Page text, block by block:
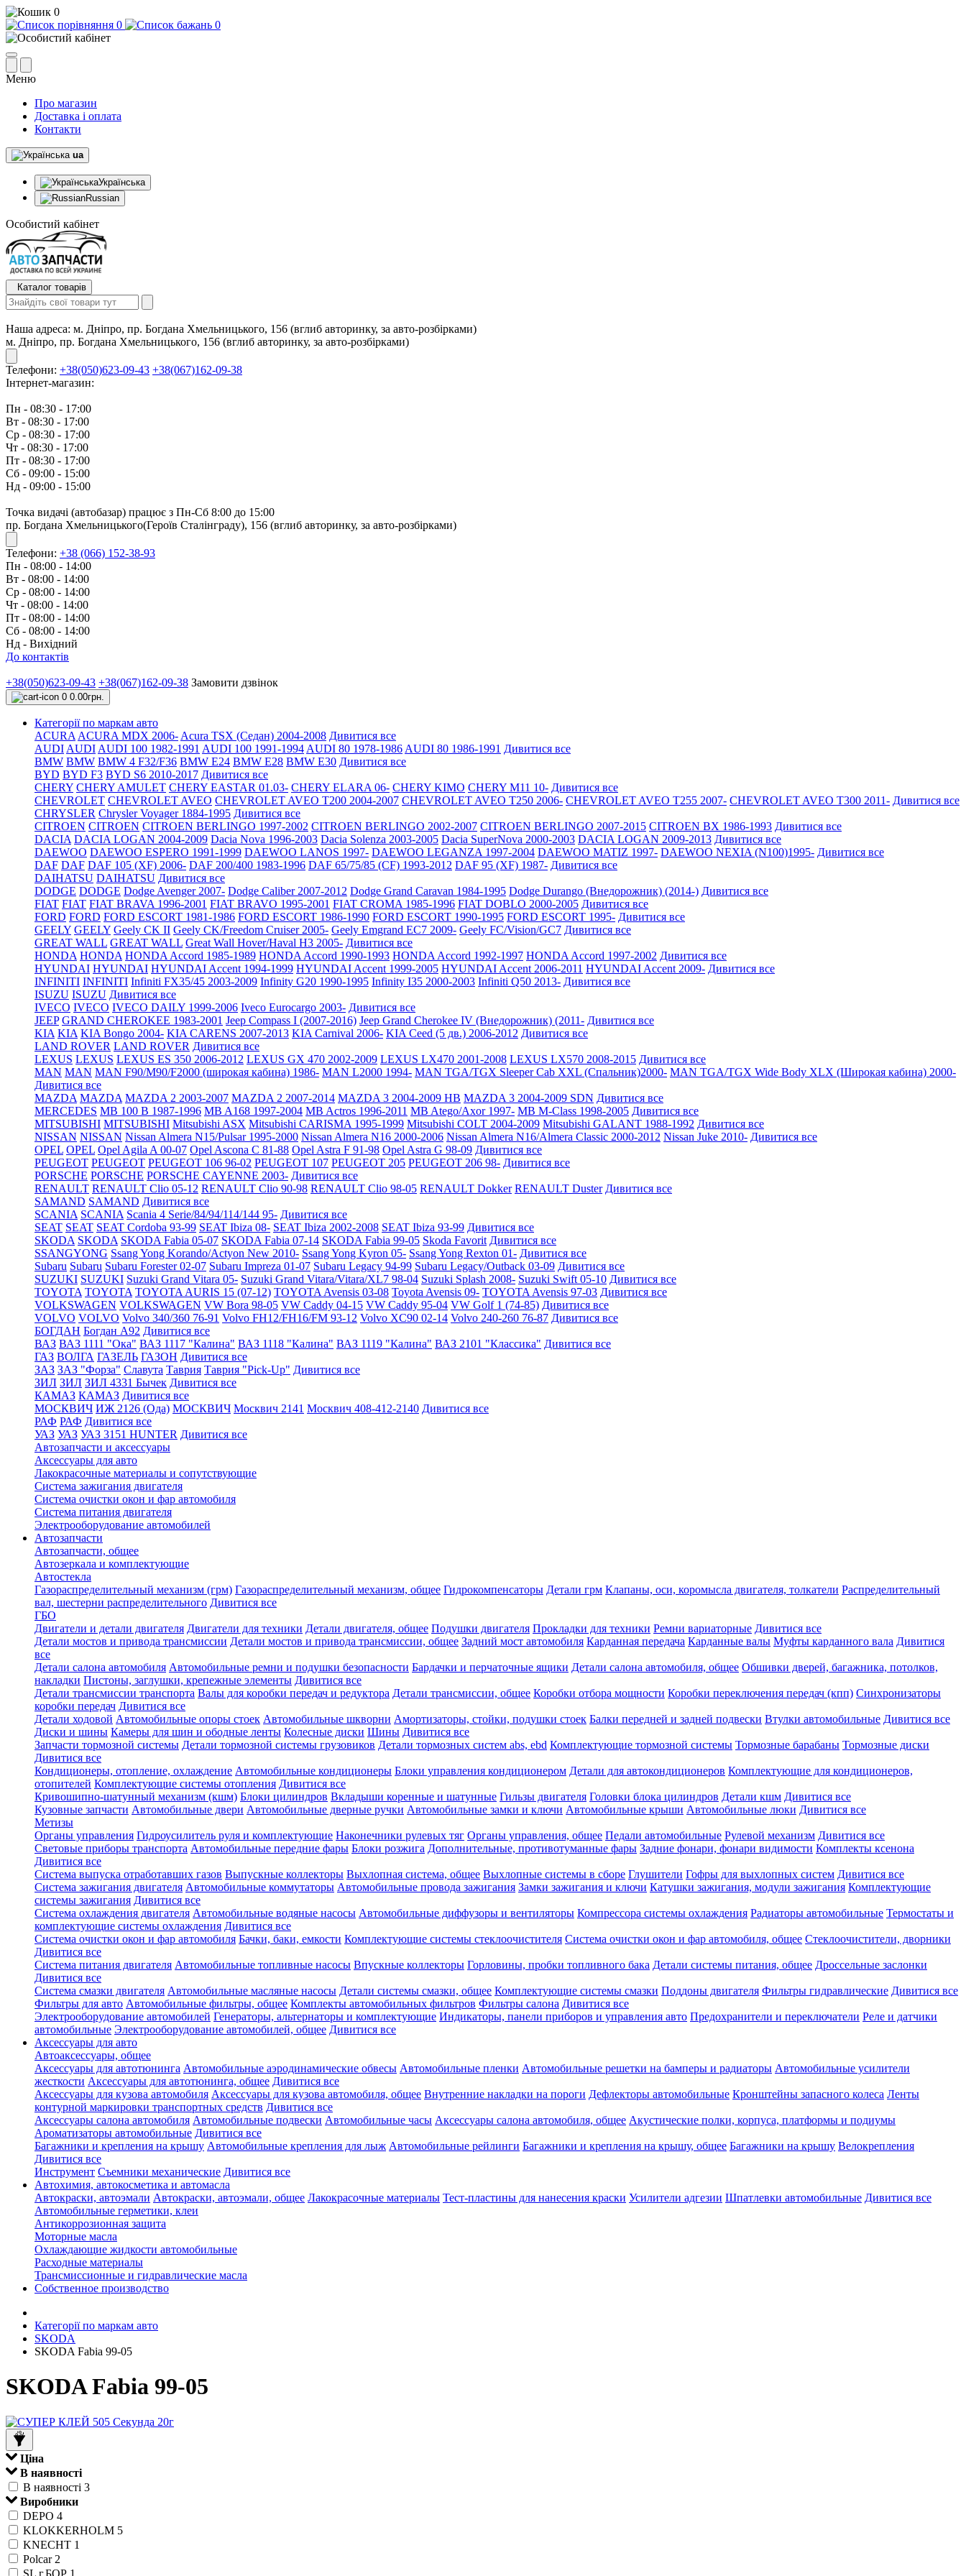
0
0
0
Меню
Про магазин
Доставка і оплата
Контакти
ua
Українська
Russian
Особистий кабінет
Каталог товарів
Наша адреса: м. Дніпро, пр. Богдана Хмельницького, 156 (вглиб авторинку, за авто-розбірками)
м. Дніпро, пр. Богдана Хмельницького, 156 (вглиб авторинку, за авто-розбірками)
Телефони: +38(050)623-09-43 +38(067)162-09-38
Інтернет-магазин:
Пн - 08:30 - 17:00
Вт - 08:30 - 17:00
Ср - 08:30 - 17:00
Чт - 08:30 - 17:00
Пт - 08:30 - 17:00
Сб - 09:00 - 15:00
Нд - 09:00 - 15:00
Точка видачі (автобазар) працює з Пн-Сб 8:00 до 15:00
пр. Богдана Хмельницького(Героїв Сталінграду), 156 (вглиб авторинку, за авто-розбірками)
Телефони: +38 (066) 152-38-93
Пн - 08:00 - 14:00
Вт - 08:00 - 14:00
Ср - 08:00 - 14:00
Чт - 08:00 - 14:00
Пт - 08:00 - 14:00
Сб - 08:00 - 14:00
Нд - Вихідний
До контактів
+38(050)623-09-43 +38(067)162-09-38 Замовити дзвінок
0 0.00грн.
Категорії по маркам авто
ACURA ACURA MDX 2006- Acura TSX (Седан) 2004-2008 Дивитися все
AUDI AUDI AUDI 100 1982-1991 AUDI 100 1991-1994 AUDI 80 1978-1986 AUDI 80 1986-1991 Дивитися все
BMW BMW BMW 4 F32/F36 BMW E24 BMW E28 BMW E30 Дивитися все
BYD BYD F3 BYD S6 2010-2017 Дивитися все
CHERY CHERY AMULET CHERY EASTAR 01.03- CHERY ELARA 06- CHERY KIMO CHERY M11 10- Дивитися все
CHEVROLET CHEVROLET AVEO CHEVROLET AVEO Т200 2004-2007 CHEVROLET AVEO Т250 2006- CHEVROLET AVEO Т255 2007- CHEVROLET AVEO Т300 2011- Дивитися все
CHRYSLER Chrysler Voyager 1884-1995 Дивитися все
CITROEN CITROEN CITROEN BERLINGO 1997-2002 CITROEN BERLINGO 2002-2007 CITROEN BERLINGO 2007-2015 CITROEN BX 1986-1993 Дивитися все
DACIA DACIA LOGAN 2004-2009 Dacia Nova 1996-2003 Dacia Solenza 2003-2005 Dacia SuperNova 2000-2003 DACIA LOGAN 2009-2013 Дивитися все
DAEWOO DAEWOO ESPERO 1991-1999 DAEWOO LANOS 1997- DAEWOO LEGANZA 1997-2004 DAEWOO MATIZ 1997- DAEWOO NEXIA (N100)1995- Дивитися все
DAF DAF DAF 105 (XF) 2006- DAF 200/400 1983-1996 DAF 65/75/85 (CF) 1993-2012 DAF 95 (XF) 1987- Дивитися все
DAIHATSU DAIHATSU Дивитися все
DODGE DODGE Dodge Avenger 2007- Dodge Caliber 2007-2012 Dodge Grand Caravan 1984-1995 Dodge Durango (Внедорожник) (2014-) Дивитися все
FIAT FIAT FIAT BRAVA 1996-2001 FIAT BRAVO 1995-2001 FIAT CROMA 1985-1996 FIAT DOBLO 2000-2005 Дивитися все
FORD FORD FORD ESCORT 1981-1986 FORD ESCORT 1986-1990 FORD ESCORT 1990-1995 FORD ESCORT 1995- Дивитися все
GEELY GEELY Geely CK II Geely CK/Freedom Cruiser 2005- Geely Emgrand EC7 2009- Geely FC/Vision/GC7 Дивитися все
GREAT WALL GREAT WALL Great Wall Hover/Haval H3 2005- Дивитися все
HONDA HONDA HONDA Accord 1985-1989 HONDA Accord 1990-1993 HONDA Accord 1992-1997 HONDA Accord 1997-2002 Дивитися все
HYUNDAI HYUNDAI HYUNDAI Accent 1994-1999 HYUNDAI Accent 1999-2005 HYUNDAI Accent 2006-2011 HYUNDAI Accent 2009- Дивитися все
INFINITI INFINITI Infiniti FX35/45 2003-2009 Infinity G20 1990-1995 Infinity I35 2000-2003 Infiniti Q50 2013- Дивитися все
ISUZU ISUZU Дивитися все
IVECO IVECO IVECO DAILY 1999-2006 Iveco Eurocargo 2003- Дивитися все
JEEP GRAND CHEROKEE 1983-2001 Jeep Compass I (2007-2016) Jeep Grand Cherokee IV (Внедорожник) (2011- Дивитися все
KIA KIA KIA Bongo 2004- KIA CARENS 2007-2013 KIA Carnival 2006- KIA Ceed (5 дв.) 2006-2012 Дивитися все
LAND ROVER LAND ROVER Дивитися все
LEXUS LEXUS LEXUS ES 350 2006-2012 LEXUS GX 470 2002-2009 LEXUS LX470 2001-2008 LEXUS LX570 2008-2015 Дивитися все
MAN MAN MAN F90/M90/F2000 (широкая кабина) 1986- MAN L2000 1994- MAN TGA/TGX Sleeper Cab XXL (Спальник)2000- MAN TGA/TGX Wide Body XLX (Широкая кабина) 2000-
Дивитися все
MAZDA MAZDA MAZDA 2 2003-2007 MAZDA 2 2007-2014 MAZDA 3 2004-2009 HB MAZDA 3 2004-2009 SDN Дивитися все
MERCEDES MB 100 B 1987-1996 MB A168 1997-2004 MB Actros 1996-2011 MB Atego/Axor 1997- MB M-Class 1998-2005 Дивитися все
MITSUBISHI MITSUBISHI Mitsubishi ASX Mitsubishi CARISMA 1995-1999 Mitsubishi COLT 2004-2009 Mitsubishi GALANT 1988-1992 Дивитися все
NISSAN NISSAN Nissan Almera N15/Pulsar 1995-2000 Nissan Almera N16 2000-2006 Nissan Almera N16/Almera Classic 2000-2012 Nissan Juke 2010- Дивитися все
OPEL OPEL Opel Agila A 00-07 Opel Ascona C 81-88 Opel Astra F 91-98 Opel Astra G 98-09 Дивитися все
PEUGEOT PEUGEOT PEUGEOT 106 96-02 PEUGEOT 107 PEUGEOT 205 PEUGEOT 206 98- Дивитися все
PORSCHE PORSCHE PORSCHE CAYENNE 2003- Дивитися все
RENAULT RENAULT Clio 05-12 RENAULT Clio 90-98 RENAULT Clio 98-05 RENAULT Dokker RENAULT Duster Дивитися все
SAMAND SAMAND Дивитися все
SCANIA SCANIA Scania 4 Serie/84/94/114/144 95- Дивитися все
SEAT SEAT SEAT Cordoba 93-99 SEAT Ibiza 08- SEAT Ibiza 2002-2008 SEAT Ibiza 93-99 Дивитися все
SKODA SKODA SKODA Fabia 05-07 SKODA Fabia 07-14 SKODA Fabia 99-05 Skoda Favorit Дивитися все
SSANGYONG Ssang Yong Korando/Actyon New 2010- Ssang Yong Kyron 05- Ssang Yong Rexton 01- Дивитися все
Subaru Subaru Subaru Forester 02-07 Subaru Impreza 01-07 Subaru Legacy 94-99 Subaru Legacy/Outback 03-09 Дивитися все
SUZUKI SUZUKI Suzuki Grand Vitara 05- Suzuki Grand Vitara/Vitara/XL7 98-04 Suzuki Splash 2008- Suzuki Swift 05-10 Дивитися все
TOYOTA TOYOTA TOYOTA AURIS 15 (07-12) TOYOTA Avensis 03-08 Toyota Avensis 09- TOYOTA Avensis 97-03 Дивитися все
VOLKSWAGEN VOLKSWAGEN VW Bora 98-05 VW Caddy 04-15 VW Caddy 95-04 VW Golf 1 (74-85) Дивитися все
VOLVO VOLVO Volvo 340/360 76-91 Volvo FH12/FH16/FM 93-12 Volvo XC90 02-14 Volvo 240-260 76-87 Дивитися все
БОГДАН Богдан А92 Дивитися все
ВАЗ ВАЗ 1111 "Ока" ВАЗ 1117 "Калина" ВАЗ 1118 "Калина" ВАЗ 1119 "Калина" ВАЗ 2101 "Классика" Дивитися все
ГАЗ ВОЛГА ГАЗЕЛЬ ГАЗОН Дивитися все
ЗАЗ ЗАЗ "Форза" Славута Таврия Таврия "Pick-Up" Дивитися все
ЗИЛ ЗИЛ ЗИЛ 4331 Бычек Дивитися все
КАМАЗ КАМАЗ Дивитися все
МОСКВИЧ ИЖ 2126 (Ода) МОСКВИЧ Москвич 2141 Москвич 408-412-2140 Дивитися все
РАФ РАФ Дивитися все
УАЗ УАЗ УАЗ 3151 HUNTER Дивитися все
Автозапчасти и аксессуары
Аксессуары для авто
Лакокрасочные материалы и сопутствующие
Система зажигания двигателя
Система очистки окон и фар автомобиля
Система питания двигателя
Электрооборудование автомобилей
Автозапчасти
Автозапчасти, общее
Автозеркала и комплектующие
Автостекла
Газораспределительный механизм (грм) Газораспределительный механизм, общее Гидрокомпенсаторы Детали грм Клапаны, оси, коромысла двигателя, толкатели Распределительный
вал, шестерни распределительного Дивитися все
ГБО
Двигатели и детали двигателя Двигатели для техники Детали двигателя, общее Подушки двигателя Прокладки для техники Ремни вариаторные Дивитися все
Детали мостов и привода трансмиссии Детали мостов и привода трансмиссии, общее Задний мост автомобиля Карданная передача Карданные валы Муфты карданного вала Дивитися
все
Детали салона автомобиля Автомобильные ремни и подушки безопасности Бардачки и перчаточные ящики Детали салона автомобиля, общее Обшивки дверей, багажника, потолков,
накладки Пистоны, заглушки, крепежные элементы Дивитися все
Детали трансмиссии транспорта Валы для коробки передач и редуктора Детали трансмиссии, общее Коробки отбора мощности Коробки переключения передач (кпп) Синхронизаторы
коробки передач Дивитися все
Детали ходовой Автомобильные опоры стоек Автомобильные шкворни Амортизаторы, стойки, подушки стоек Балки передней и задней подвески Втулки автомобильные Дивитися все
Диски и шины Камеры для шин и ободные ленты Колесные диски Шины Дивитися все
Запчасти тормозной системы Детали тормозной системы грузовиков Детали тормозных систем abs, ebd Комплектующие тормозной системы Тормозные барабаны Тормозные диски
Дивитися все
Кондиционеры, отопление, охлаждение Автомобильные кондиционеры Блоки управления кондиционером Детали для автокондиционеров Комплектующие для кондиционеров,
отопителей Комплектующие системы отопления Дивитися все
Кривошипно-шатунный механизм (кшм) Блоки цилиндров Вкладыши коренные и шатунные Гильзы двигателя Головки блока цилиндров Детали кшм Дивитися все
Кузовные запчасти Автомобильные двери Автомобильные дверные ручки Автомобильные замки и ключи Автомобильные крыши Автомобильные люки Дивитися все
Метизы
Органы управления Гидроусилитель руля и комплектующие Наконечники рулевых тяг Органы управления, общее Педали автомобильные Рулевой механизм Дивитися все
Световые приборы транспорта Автомобильные передние фары Блоки розжига Дополнительные, противотуманные фары Задние фонари, фонари видимости Комплекты ксенона
Дивитися все
Система выпуска отработавших газов Выпускные коллекторы Выхлопная система, общее Выхлопные системы в сборе Глушители Гофры для выхлопных систем Дивитися все
Система зажигания двигателя Автомобильные коммутаторы Автомобильные провода зажигания Замки зажигания и ключи Катушки зажигания, модули зажигания Комплектующие
системы зажигания Дивитися все
Система охлаждения двигателя Автомобильные водяные насосы Автомобильные диффузоры и вентиляторы Компрессора системы охлаждения Радиаторы автомобильные Термостаты и
комплектующие системы охлаждения Дивитися все
Система очистки окон и фар автомобиля Бачки, баки, емкости Комплектующие системы стеклоочистителя Система очистки окон и фар автомобиля, общее Стеклоочистители, дворники
Дивитися все
Система питания двигателя Автомобильные топливные насосы Впускные коллекторы Горловины, пробки топливного бака Детали системы питания, общее Дроссельные заслонки
Дивитися все
Система смазки двигателя Автомобильные масляные насосы Детали системы смазки, общее Комплектующие системы смазки Поддоны двигателя Фильтры гидравлические Дивитися все
Фильтры для авто Автомобильные фильтры, общее Комплекты автомобильных фильтров Фильтры салона Дивитися все
Электрооборудование автомобилей Генераторы, альтернаторы и комплектующие Индикаторы, панели приборов и управления авто Предохранители и переключатели Реле и датчики
автомобильные Электрооборудование автомобилей, общее Дивитися все
Аксессуары для авто
Автоаксессуары, общее
Аксессуары для автотюнинга Автомобильные аэродинамические обвесы Автомобильные пленки Автомобильные решетки на бамперы и радиаторы Автомобильные усилители
жесткости Аксессуары для автотюнинга, общее Дивитися все
Аксессуары для кузова автомобиля Аксессуары для кузова автомобиля, общее Внутренние накладки на пороги Дефлекторы автомобильные Кронштейны запасного колеса Ленты
контурной маркировки транспортных средств Дивитися все
Аксессуары салона автомобиля Автомобильные подвески Автомобильные часы Аксессуары салона автомобиля, общее Акустические полки, корпуса, платформы и подиумы
Ароматизаторы автомобильные Дивитися все
Багажники и крепления на крышу Автомобильные крепления для лыж Автомобильные рейлинги Багажники и крепления на крышу, общее Багажники на крышу Велокрепления
Дивитися все
Инструмент Съемники механические Дивитися все
Автохимия, автокосметика и автомасла
Автокраски, автоэмали Автокраски, автоэмали, общее Лакокрасочные материалы Тест-пластины для нанесения краски Усилители адгезии Шпатлевки автомобильные Дивитися все
Автомобильные герметики, клеи
Антикоррозионная защита
Моторные масла
Охлаждающие жидкости автомобильные
Расходные материалы
Трансмиссионные и гидравлические масла
Собственное производство
Категорії по маркам авто
SKODA
SKODA Fabia 99-05
SKODA Fabia 99-05
Ціна
В наявності
В наявності 3
Виробники
DEPO 4
KLOKKERHOLM 5
KNECHT 1
Polcar 2
SL г.БОР 1